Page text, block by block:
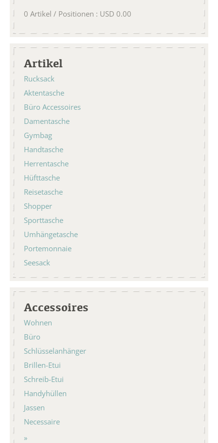
0 Artikel / Positionen : USD 0.00
Artikel
Rucksack
Aktentasche
Büro Accessoires
Damentasche
Gymbag
Handtasche
Herrentasche
Hüfttasche
Reisetasche
Shopper
Sporttasche
Umhängetasche
Portemonnaie
Seesack
Accessoires
Wohnen
Büro
Schlüsselanhänger
Brillen-Etui
Schreib-Etui
Handyhüllen
Jassen
Necessaire